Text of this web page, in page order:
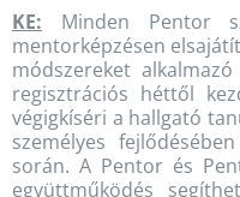
KE: Minden Pentor
mentorképzésen
módszereket
regisztrációs héttől
végigkíséri a hallgató
személyes
során. A Pentor és
együttműködés